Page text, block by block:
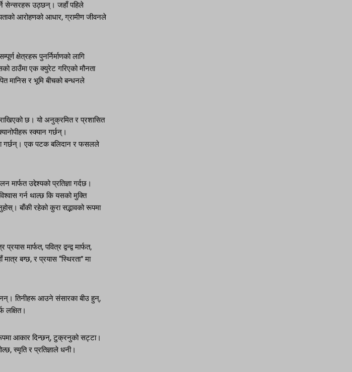
सेन्सरहरू उठ्छन्। जहाँ पहिले
आरोहणको आधार, ग्रामीण जीवनले
क्षेत्रहरू पुनर्निर्माणको लागि
ठाउँमा एक क्युरेट गरिएको मौनता
मानिस र भूमि बीचको बन्धनले
छ। यो अनुक्रमित र प्रशासित
स्क्यान गर्छन्।
गर्छन्। एक पटक बलिदान र फसलले
उद्देश्यको प्रतिज्ञा गर्दछ।
गर्न थाल्छ कि यसको मुक्ति
बाँकी रहेको कुरा सद्भावको रूपमा
मार्फत, पवित्र द्वन्द्व मार्फत,
बग्छ, र प्रयास “स्थिरता” मा
तिनीहरू आउने संसारका बीउ हुन्,
लक्षित।
रूपमा आकार दिन्छन्, टुक्रनुको सट्टा।
स्मृति र प्रतिज्ञाले धनी।